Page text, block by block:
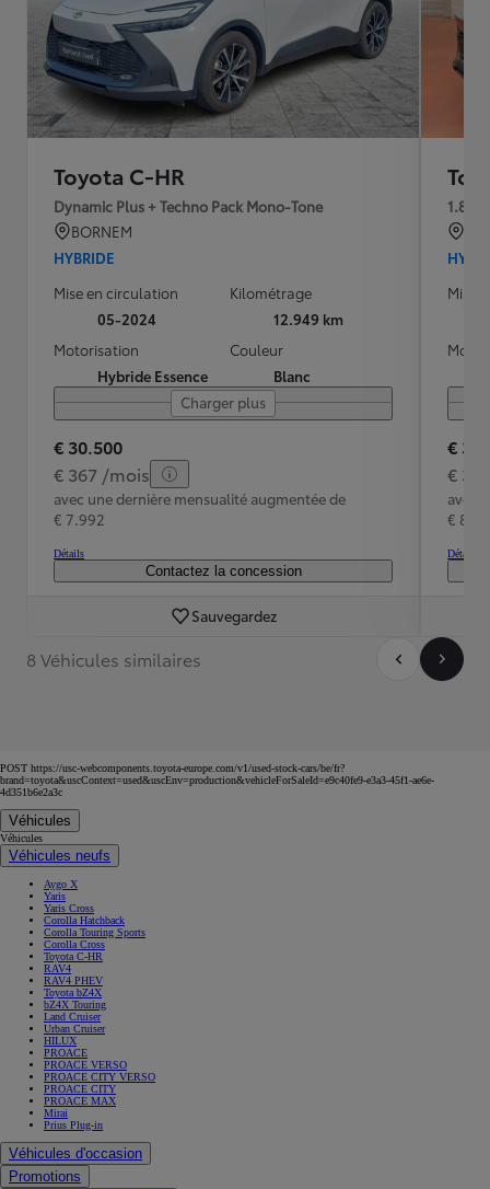
Toyota C-HR
Dynamic Plus + Techno Pack Mono-Tone
BORNEM
HYBRIDE
Mise en circulation
05-2024
Kilométrage
12.949 km
Motorisation
Hybride Essence
Couleur
Blanc
Charger plus
€ 30.500
€ 367 /mois
avec une dernière mensualité augmentée de
€ 7.992
Détails
Contactez la concession
Sauvegardez
1.8
Mise
€
€
avec
€
Détails
8 Véhicules similaires
POST https://usc-webcomponents.toyota-europe.com/v1/used-stock-cars/be/fr?
brand=toyota&uscContext=used&uscEnv=production&vehicleForSaleId=e9c40fe9-e3a3-45f1-ae6e-
4d351b6e2a3c
Véhicules
Véhicules
Véhicules neufs
Aygo X
Yaris
Yaris Cross
Corolla Hatchback
Corolla Touring Sports
Corolla Cross
Toyota C-HR
RAV4
RAV4 PHEV
Toyota bZ4X
bZ4X Touring
Land Cruiser
Urban Cruiser
HILUX
PROACE
PROACE VERSO
PROACE CITY VERSO
PROACE CITY
PROACE MAX
Mirai
Prius Plug-in
Véhicules d'occasion
Promotions